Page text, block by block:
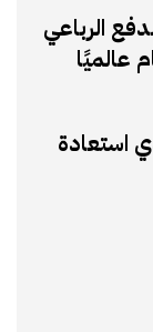
الرباعي
استعادة